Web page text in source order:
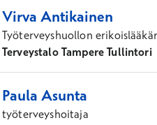
Virva Antikainen
Työterveyshuollon
Terveystalo Tampere Tullintori
Paula Asunta
työterveyshoitaja